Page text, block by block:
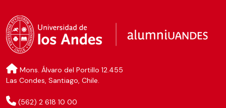
Mons. Álvaro del Portillo 12.455
Las Condes, Santiago, Chile.
(562) 2 618 10 00